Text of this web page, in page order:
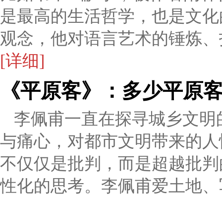
是最高的生活哲学，也是文
观念，他对语言艺术的锤炼
[详细]
《平原客》：多少平原
李佩甫一直在探寻城乡文
与痛心，对都市文明带来的
不仅仅是批判，而是超越批
性化的思考。李佩甫爱土地